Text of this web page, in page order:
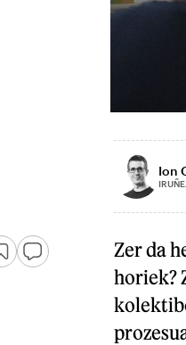
Ion
Zer da
horiek?